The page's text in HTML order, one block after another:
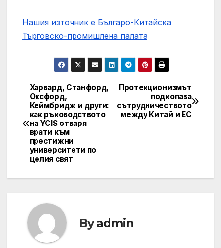
Нашия източник е Българо-Китайска
Търговско-промишлена палaта
Post
navigation
Протекционизмът
подкопава
сътрудничеството
между Китай и ЕС
Харвард, Станфорд,
Оксфорд,
Кеймбридж и други:
как ръководството
на YCIS отваря
врати към
престижни
университети по
целия свят
Byadmin